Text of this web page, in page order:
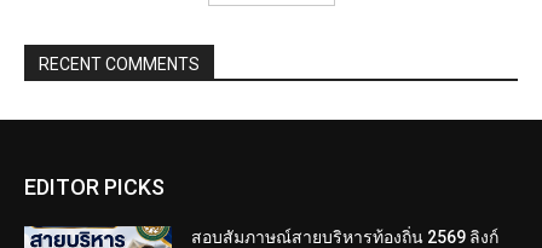
RECENT COMMENTS
EDITOR PICKS
สอบสัมภาษณ์สายบริหารท้องถิ่น 2569 ลิงก์